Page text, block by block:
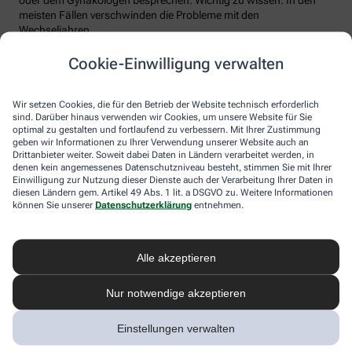
Cookie-Einwilligung verwalten
Wir setzen Cookies, die für den Betrieb der Website technisch erforderlich
sind. Darüber hinaus verwenden wir Cookies, um unsere Website für Sie
optimal zu gestalten und fortlaufend zu verbessern. Mit Ihrer Zustimmung
geben wir Informationen zu Ihrer Verwendung unserer Website auch an
Drittanbieter weiter. Soweit dabei Daten in Ländern verarbeitet werden, in
denen kein angemessenes Datenschutzniveau besteht, stimmen Sie mit Ihrer
Einwilligung zur Nutzung dieser Dienste auch der Verarbeitung Ihrer Daten in
diesen Ländern gem. Artikel 49 Abs. 1 lit. a DSGVO zu. Weitere Informationen
können Sie unserer Datenschutzerklärung entnehmen.
Alle akzeptieren
Nur notwendige akzeptieren
Einstellungen verwalten
meisten Fällen verschwinden die Probleme mit den
Wechseljahren.
Voraussetzung für eine erfolgreiche Behandlung ist allerdings
immer, dass die Endometriose auch als solche erkannt wird.
nehmen und ärztlich abklären lassen. Und sich auf keinen Fall
einreden lassen, sie seien normal.
Melden Sie sich hier an und sichern Sie
sich Ihren 10% Gutschein* für unsere
Apotheke